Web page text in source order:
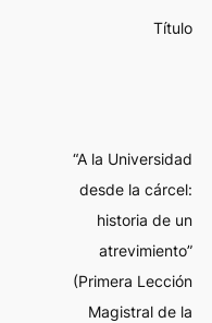
Título
“A la Universidad
desde la cárcel:
historia de un
atrevimiento”
(Primera Lección
Magistral de la